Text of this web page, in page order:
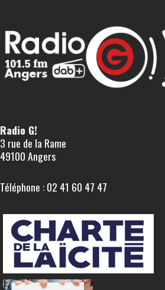
Radio G!
3 rue de la Rame
49100 Angers
Téléphone : 02 41 60 47 47